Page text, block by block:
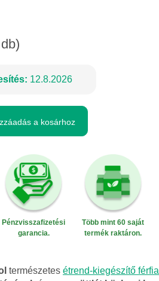
12.8.2026
a kosárhoz
Pénzvisszafizetési
garancia.
Több mint 60 saját
termék raktáron.
természetes étrend-kiegészítő